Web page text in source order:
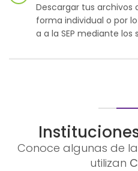
Descargar tus archivos
forma individual o por
a a la SEP mediante los
Conoce algunas de
utilizan